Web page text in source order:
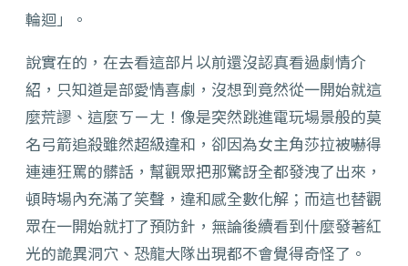
輪迴」。
說實在的，在去看這部片以前還沒認真看過劇情介
紹，只知道是部愛情喜劇，沒想到竟然從一開始就這
麼荒謬、這麼ㄎㄧㄤ！像是突然跳進電玩場景般的莫
名弓箭追殺雖然超級違和，卻因為女主角莎拉被嚇得
連連狂罵的髒話，幫觀眾把那驚訝全都發洩了出來，
頓時場內充滿了笑聲，違和感全數化解；而這也替觀
眾在一開始就打了預防針，無論後續看到什麼發著紅
光的詭異洞穴、恐龍大隊出現都不會覺得奇怪了。